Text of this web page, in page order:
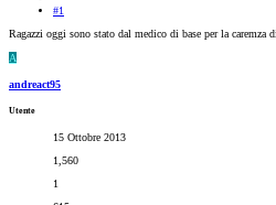
#1
Ragazzi oggi sono stato dal medico di base per la caremza
A
andreact95
Utente
15 Ottobre 2013
1,560
1